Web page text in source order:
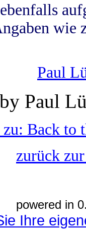
wie
Paul
Paul
Back to
zurück
powered in
Ihre